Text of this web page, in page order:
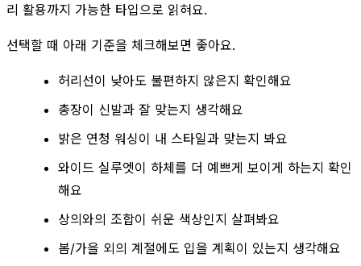
리 활용까지 가능한 타입으로 읽혀요.
선택할 때 아래 기준을 체크해보면 좋아요.
허리선이 낮아도 불편하지 않은지 확인해요
총장이 신발과 잘 맞는지 생각해요
밝은 연청 워싱이 내 스타일과 맞는지 봐요
와이드 실루엣이 하체를 더 예쁘게 보이게 하는지 확인
해요
상의와의 조합이 쉬운 색상인지 살펴봐요
봄/가을 외의 계절에도 입을 계획이 있는지 생각해요